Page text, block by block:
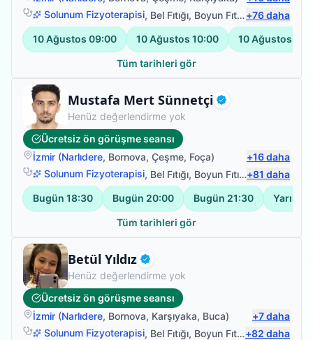
daha istekli. Çok teşekkür ederiz.
Solunum Fizyoterapisi, Bel Fıtığı, Boyun Fıtığı ,Omuz Bağ
+76daha
10 Ağustos 09:00 10 Ağustos 10:00 10 Ağustos
Tüm tarihleri gör
Mustafa Mert Sünnetçi Doğrulanmış
Fizyoterapist
Henüz değerlendirme yok
Ücretsiz ön görüşme seansı
İzmir (Narlıdere, Bornova, Çeşme, Foça) +16daha
Solunum Fizyoterapisi, Bel Fıtığı, Boyun Fıtığı ,Omuz Bağ
+81 daha
Bugün 18:30 Bugün 20:00 Bugün 21:30 Yarın
Tüm tarihleri gör
Betül Yıldız Doğrulanmış
Fizyoterapist
Henüz değerlendirme yok
Ücretsiz ön görüşme seansı
İzmir (Narlıdere, Bornova, Karşıyaka, Buca) +7daha
Solunum Fizyoterapisi, Bel Fıtığı, Boyun Fıtığı ,Omuz Bağ
+82 daha